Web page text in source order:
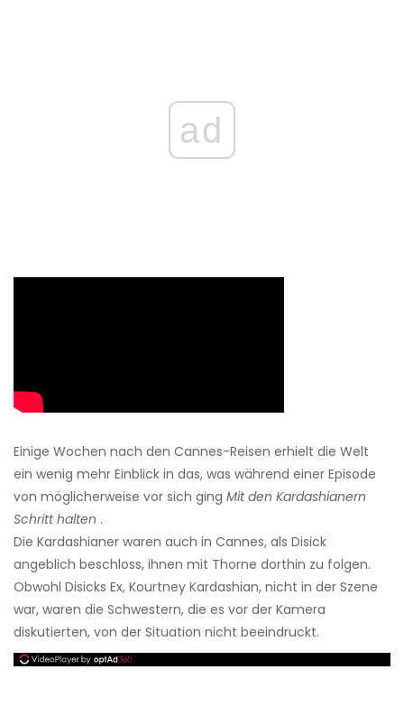
ad
Einige Wochen nach den Cannes-Reisen erhielt die Welt
ein wenig mehr Einblick in das, was während einer Episode
von möglicherweise vor sich ging Mit den Kardashianern
Schritt halten .
Die Kardashianer waren auch in Cannes, als Disick
angeblich beschloss, ihnen mit Thorne dorthin zu folgen.
Obwohl Disicks Ex, Kourtney Kardashian, nicht in der Szene
war, waren die Schwestern, die es vor der Kamera
diskutierten, von der Situation nicht beeindruckt.